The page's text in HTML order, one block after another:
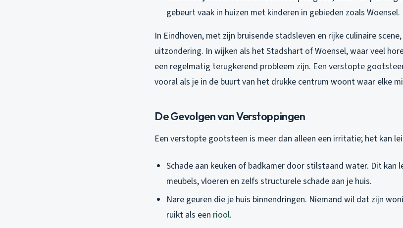
gebeurt vaak in huizen met kinderen in gebieden zoals Woensel.
In Eindhoven, met zijn bruisende stadsleven en rijke culinaire
uitzondering. In wijken als het Stadshart of Woensel, waar veel
een regelmatig terugkerend probleem zijn. Een verstopte
vooral als je in de buurt van het drukke centrum woont waar elke
De Gevolgen van Verstoppingen
Een verstopte gootsteen is meer dan alleen een irritatie; het kan
Schade aan keuken of badkamer door stilstaand water. Dit kan
meubels, vloeren en zelfs structurele schade aan je huis.
Nare geuren die je huis binnendringen. Niemand wil dat zijn
ruikt als een riool.